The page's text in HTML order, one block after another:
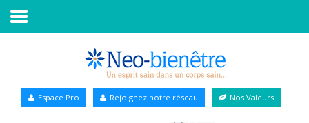
Annuaire Bien-être
Espace Pro Rejoignez notre réseau Nos Valeurs